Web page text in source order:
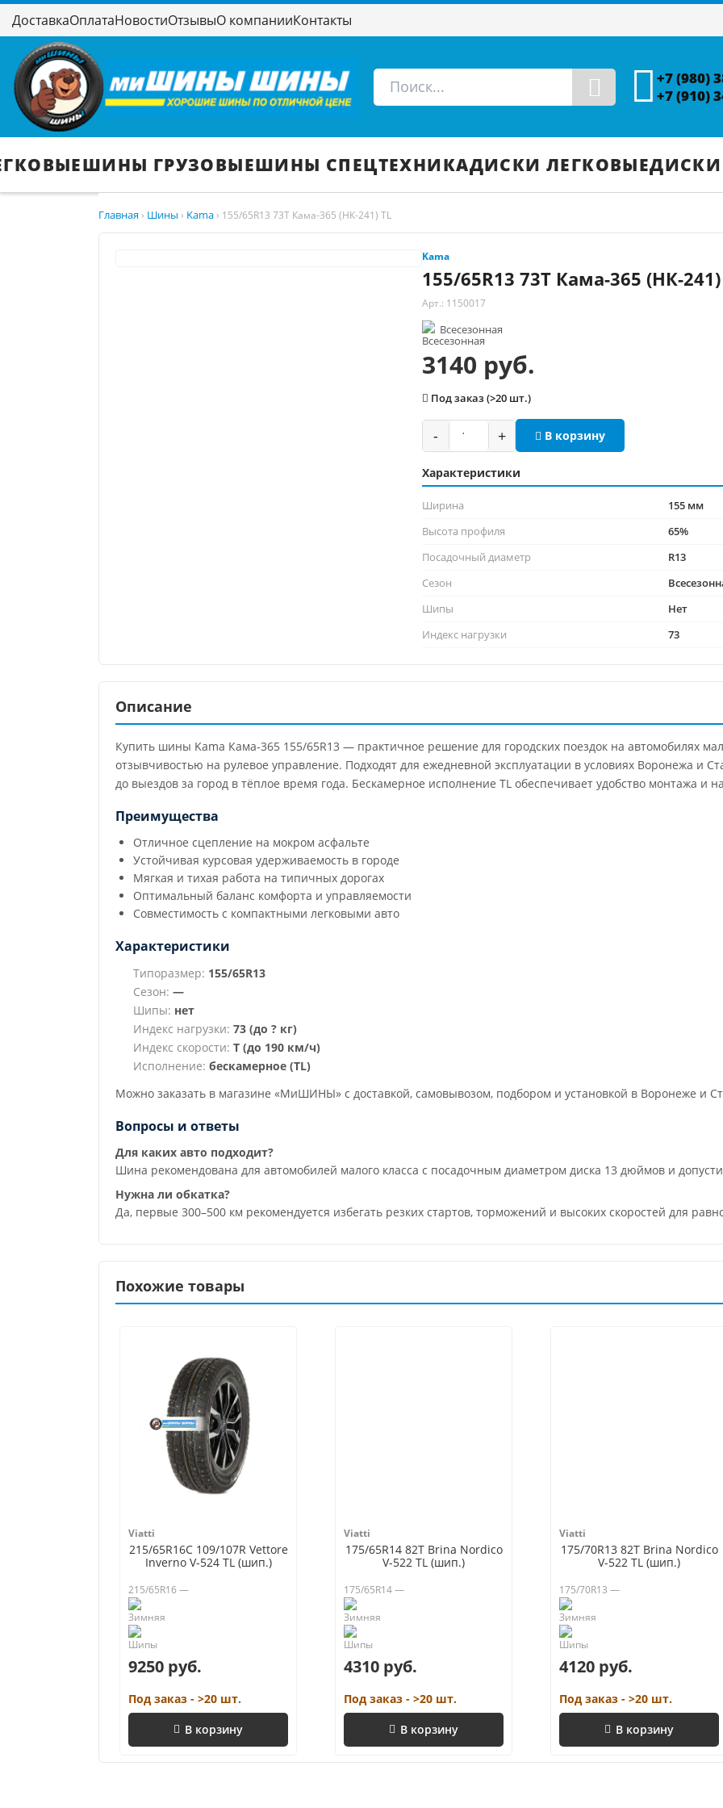
ДоставкаОплатаНовостиОтзывыО компанииКонтакты
+7 (980)
+7 (910)
ШИНЫ ГРУЗОВЫЕШИНЫ СПЕЦТЕХНИКАДИСКИ ЛЕГКОВЫЕДИСКИ
Главная › Шины › Kama › 155/65R13 73T Кама-365 (НК-241) TL
Kama
155/65R13 73T Кама-365 (НК-241)
Арт.: 1150017
Всесезонная
3140 руб.
Под заказ (>20 шт.)
- + В корзину
Характеристики
Ширина
155 мм
Высота профиля
65%
Посадочный диаметр
R13
Сезон
Шипы
Нет
Индекс нагрузки
73
Описание
Купить шины Kama Кама-365 155/65R13 — практичное решение для городских поездок на автомобилях
отзывчивостью на рулевое управление. Подходят для ежедневной эксплуатации в условиях Воронежа и
до выездов за город в тёплое время года. Бескамерное исполнение TL обеспечивает удобство монтажа и
Преимущества
Отличное сцепление на мокром асфальте
Устойчивая курсовая удерживаемость в городе
Мягкая и тихая работа на типичных дорогах
Оптимальный баланс комфорта и управляемости
Совместимость с компактными легковыми авто
Характеристики
Типоразмер: 155/65R13
Сезон: —
Шипы: нет
Индекс нагрузки: 73 (до ? кг)
Индекс скорости: T (до 190 км/ч)
Исполнение: бескамерное (TL)
Можно заказать в магазине «МиШИНЫ» с доставкой, самовывозом, подбором и установкой в Воронеже и
Вопросы и ответы
Для каких авто подходит?
Шина рекомендована для автомобилей малого класса с посадочным диаметром диска 13 дюймов и
Нужна ли обкатка?
Да, первые 300–500 км рекомендуется избегать резких стартов, торможений и высоких скоростей для
Похожие товары
Viatti
215/65R16C 109/107R Vettore
Inverno V-524 TL (шип.)
215/65R16 —
9250 руб.
Под заказ - >20 шт.
В корзину
Viatti
175/65R14 82T Brina Nordico
V-522 TL (шип.)
175/65R14 —
4310 руб.
Под заказ - >20 шт.
В корзину
Viatti
175/70R13 82T Brina Nordico
V-522 TL (шип.)
175/70R13 —
4120 руб.
Под заказ - >20 шт.
В корзину